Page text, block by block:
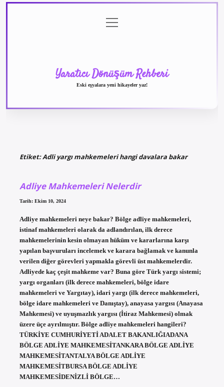
menüyü
aç
Yaratıcı Dönüşüm Rehberi
Eski eşyalara yeni hikayeler yaz!
Etiket:Adli yargı mahkemeleri hangi davalara bakar
Adliye Mahkemeleri Nelerdir
Tarih: Ekim 10, 2024
Adliye mahkemeleri neye bakar? Bölge adliye mahkemeleri,
istinaf mahkemeleri olarak da adlandırılan, ilk derece
mahkemelerinin kesin olmayan hüküm ve kararlarına karşı
yapılan başvuruları incelemek ve karara bağlamak ve kanunla
verilen diğer görevleri yapmakla görevli üst mahkemelerdir.
Adliyede kaç çeşit mahkeme var? Buna göre Türk yargı sistemi;
yargı organları (ilk derece mahkemeleri, bölge idare
mahkemeleri ve Yargıtay), idari yargı (ilk derece mahkemeleri,
bölge idare mahkemeleri ve Danıştay), anayasa yargısı (Anayasa
Mahkemesi) ve uyuşmazlık yargısı (İtiraz Mahkemesi) olmak
üzere üçe ayrılmıştır. Bölge adliye mahkemeleri hangileri?
TÜRKİYE CUMHURİYETİ ADALET BAKANLIĞIADANA
BÖLGE ADLİYE MAHKEMESİTANKARA BÖLGE ADLİYE
MAHKEMESİTANTALYA BÖLGE ADLİYE
MAHKEMESİTBURSA BÖLGE ADLİYE
MAHKEMESİDENİZLİ BÖLGE…